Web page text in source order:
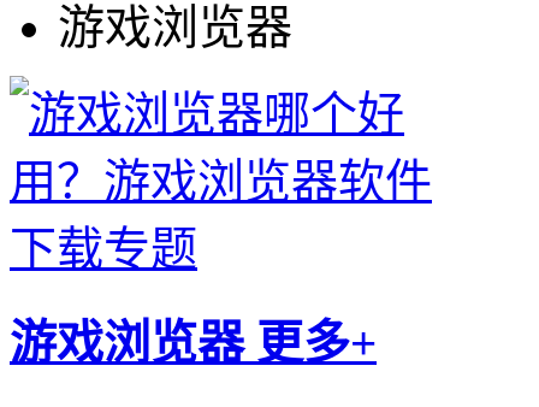
游戏浏览器
游戏浏览器 更多+